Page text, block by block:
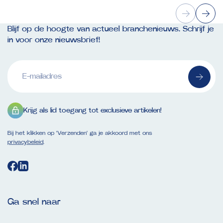
Blijf op de hoogte van actueel branchenieuws. Schrijf je
in voor onze nieuwsbrief!
mailadres
Krijg als lid toegang tot exclusieve artikelen!
Bij het klikken op ‘Verzenden’ ga je akkoord met ons
privacybeleid
Ga snel naar